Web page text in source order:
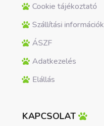
Cookie tájékoztató
Szállítási információk
ÁSZF
Adatkezelés
Elállás
KAPCSOLAT